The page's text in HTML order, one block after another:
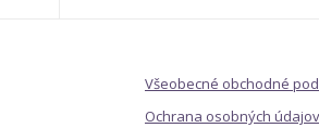
Všeobecné obchodné
Ochrana osobných údajov